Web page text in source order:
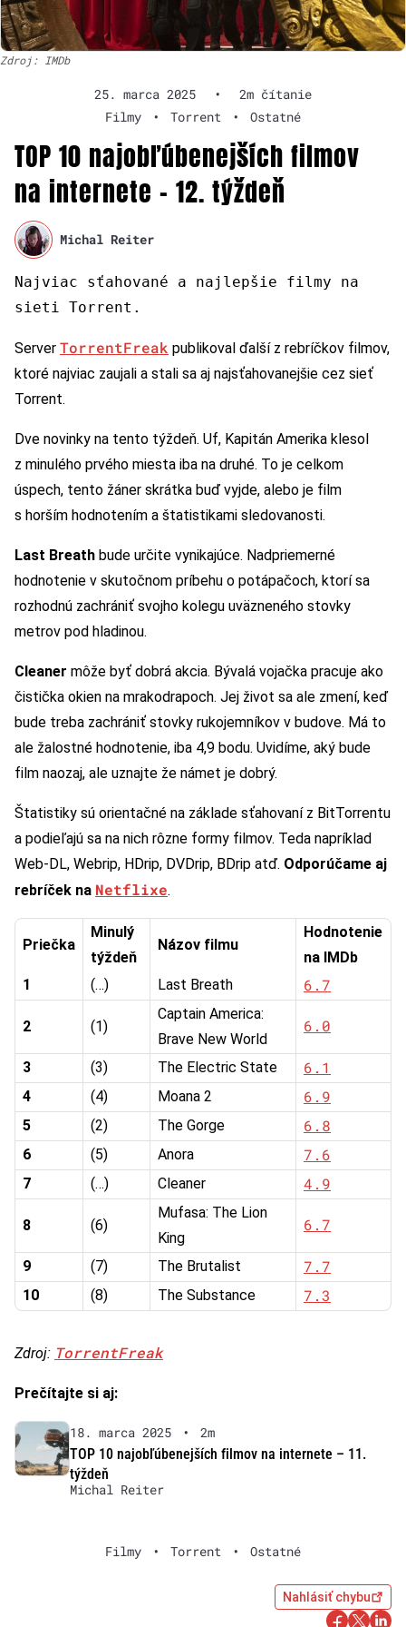
Zdroj: IMDb
25. marca 2025 •
2m čítanie
Filmy
• Torrent • Ostatné
TOP 10 najobľúbenejších filmov
na internete – 12. týždeň
Michal Reiter
Najviac sťahované a najlepšie filmy na
sieti Torrent.
Server TorrentFreak publikoval ďalší z rebríčkov filmov,
ktoré najviac zaujali a stali sa aj najsťahovanejšie cez sieť
Torrent.
Dve novinky na tento týždeň. Uf, Kapitán Amerika klesol
z minulého prvého miesta iba na druhé. To je celkom
úspech, tento žáner skrátka buď vyjde, alebo je film
s horším hodnotením a štatistikami sledovanosti.
Last Breath bude určite vynikajúce. Nadpriemerné
hodnotenie v skutočnom príbehu o potápačoch, ktorí sa
rozhodnú zachrániť svojho kolegu uväzneného stovky
metrov pod hladinou.
Cleaner môže byť dobrá akcia. Bývalá vojačka pracuje ako
čistička okien na mrakodrapoch. Jej život sa ale zmení, keď
bude treba zachrániť stovky rukojemníkov v budove. Má to
ale žalostné hodnotenie, iba 4,9 bodu. Uvidíme, aký bude
film naozaj, ale uznajte že námet je dobrý.
Štatistiky sú orientačné na základe sťahovaní z BitTorrentu
a podieľajú sa na nich rôzne formy filmov. Teda napríklad
Web-DL, Webrip, HDrip, DVDrip, BDrip atď. Odporúčame aj
rebríček na Netflixe.
Priečka
Minulý
týždeň
Názov filmu
Hodnotenie
na IMDb
1
(…) Last Breath 6.7
2 (1)
Captain America:
Brave New World
6.0
3 (3) The Electric State 6.1
4 (4) Moana 2 6.9
5 (2) The Gorge 6.8
6 (5) Anora 7.6
7 (…) Cleaner 4.9
8 (6)
Mufasa: The Lion
King
6.7
9 (7) The Brutalist 7.7
10 (8) The Substance 7.3
Zdroj: TorrentFreak
Prečítajte si aj:
18. marca 2025 •
2m
TOP 10 najobľúbenejších filmov na internete – 11.
týždeň
Michal Reiter
Filmy • Torrent • Ostatné
Nahlásiť chybu